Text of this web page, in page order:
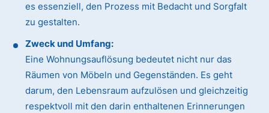
es essenziell, den Prozess mit Bedacht und Sorgfalt
zu gestalten.
Zweck und Umfang:
Eine Wohnungsauflösung bedeutet nicht nur das
Räumen von Möbeln und Gegenständen. Es geht
darum, den Lebensraum aufzulösen und gleichzeitig
respektvoll mit den darin enthaltenen Erinnerungen